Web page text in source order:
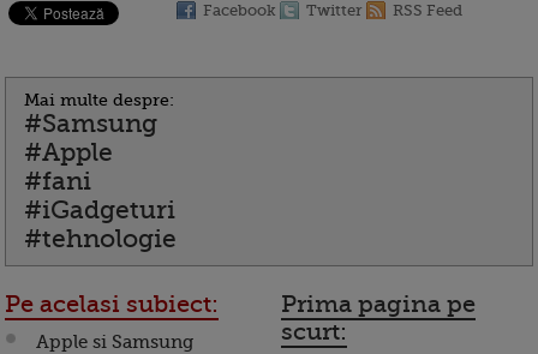
Facebook Twitter RSS Feed
Mai multe despre:
#Samsung
#Apple
#fani
#iGadgeturi
#tehnologie
Pe acelasi subiect:
Apple si Samsung
Prima pagina pe
scurt: